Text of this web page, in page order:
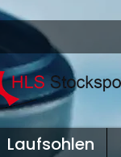
Laufsohlen